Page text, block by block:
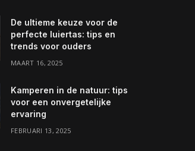
De ultieme keuze voor de
perfecte luiertas: tips en
trends voor ouders
MAART 16, 2025
Kamperen in de natuur: tips
voor een onvergetelijke
ervaring
FEBRUARI 13, 2025